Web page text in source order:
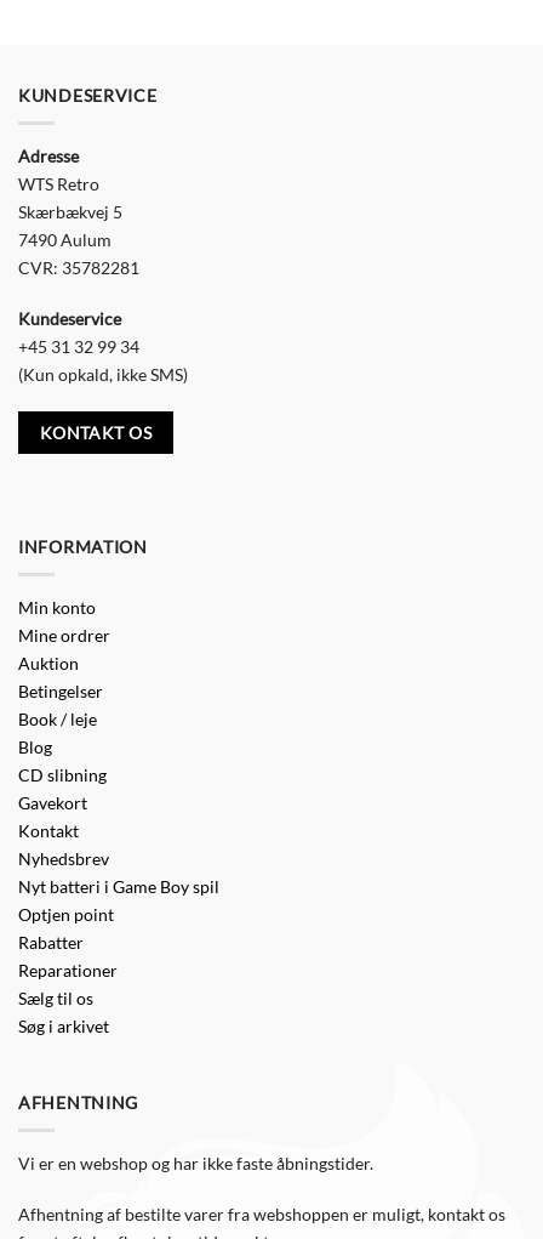
KUNDESERVICE
Adresse
WTS Retro
Skærbækvej 5
7490 Aulum
CVR: 35782281
Kundeservice
+45 31 32 99 34
(Kun opkald, ikke SMS)
KONTAKT OS
INFORMATION
Min konto
Mine ordrer
Auktion
Betingelser
Book / leje
Blog
CD slibning
Gavekort
Kontakt
Nyhedsbrev
Nyt batteri i Game Boy spil
Optjen point
Rabatter
Reparationer
Sælg til os
Søg i arkivet
AFHENTNING
Vi er en webshop og har ikke faste åbningstider.
Afhentning af bestilte varer fra webshoppen er muligt, kontakt os